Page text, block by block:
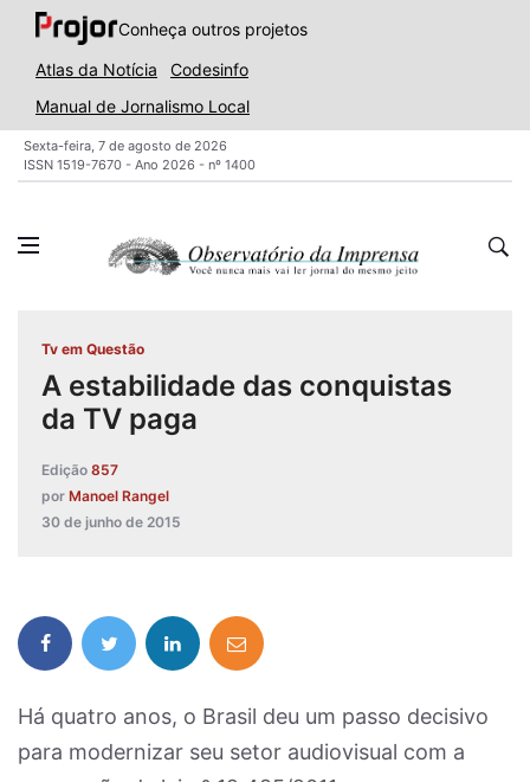
Conheça outros projetos
Atlas da Notícia
Codesinfo
Manual de Jornalismo Local
Sexta-feira, 7 de agosto de 2026
ISSN 1519-7670 - Ano 2026 - nº 1400
Tv em Questão
A estabilidade das conquistas
da TV paga
Edição 857
por Manoel Rangel
30 de junho de 2015
Há quatro anos, o Brasil deu um passo decisivo
para modernizar seu setor audiovisual com a